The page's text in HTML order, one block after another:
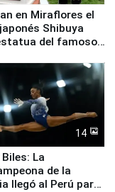
en Miraflores el
Shibuya
del famoso
14
La
de la
llegó al Perú para